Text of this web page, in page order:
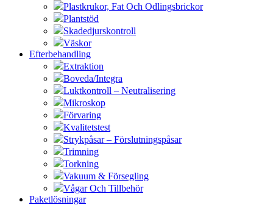
Plastkrukor, Fat Och Odlingsbrickor
Plantstöd
Skadedjurskontroll
Väskor
Efterbehandling
Extraktion
Boveda/Integra
Luktkontroll – Neutralisering
Mikroskop
Förvaring
Kvalitetstest
Strykpåsar – Förslutningspåsar
Trimning
Torkning
Vakuum & Försegling
Vågar Och Tillbehör
Paketlösningar